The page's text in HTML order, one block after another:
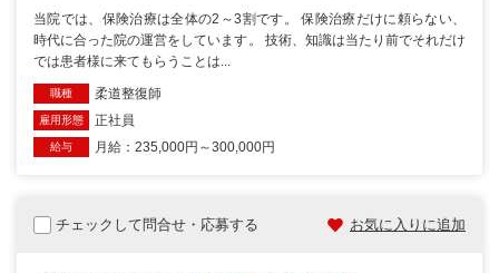
当院では、保険治療は全体の2～3割です。 保険治療だけに頼らない、
時代に合った院の運営をしています。 技術、知識は当たり前でそれだけ
では患者様に来てもらうことは...
職種 柔道整復師
雇用形態 正社員
給与 月給：235,000円～300,000円
チェックして問合せ・応募する お気に入りに追加